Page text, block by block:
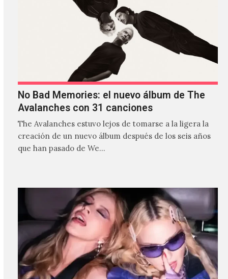
No Bad Memories: el nuevo álbum de The
Avalanches con 31 canciones
The Avalanches estuvo lejos de tomarse a la ligera la
creación de un nuevo álbum después de los seis años
que han pasado de We…